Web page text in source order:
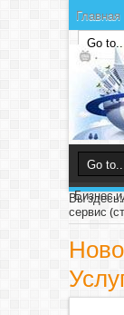
Главная
Бизнес
Вы здесь:
сервис